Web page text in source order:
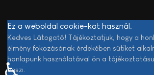
Ez a weboldal cookie-kat használ.
Kedves Látogató! Tájékoztatjuk, hogy a
élmény fokozásának érdekében sütiket
honlapunk használatával ön a
veszi.